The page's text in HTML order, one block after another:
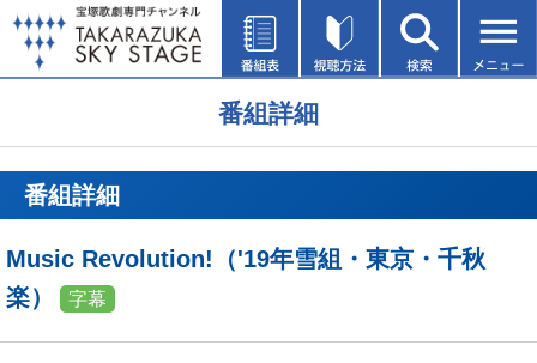
番組詳細
番組詳細
Music Revolution!（'19年雪組・東京・千秋
楽）
字幕